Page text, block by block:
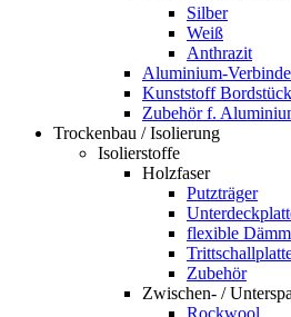
Silber
Weiß
Anthrazit
Aluminium-
Kunststoff
Zubehör f.
Trockenbau / Isolierung
Isolierstoffe
Holzfaser
Putzträger
flexible
Zubehör
Zwischen- /